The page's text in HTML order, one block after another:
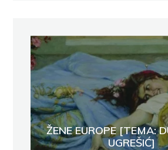
ŽENE EUROPE [TEMA:
UGREŠIĆ]